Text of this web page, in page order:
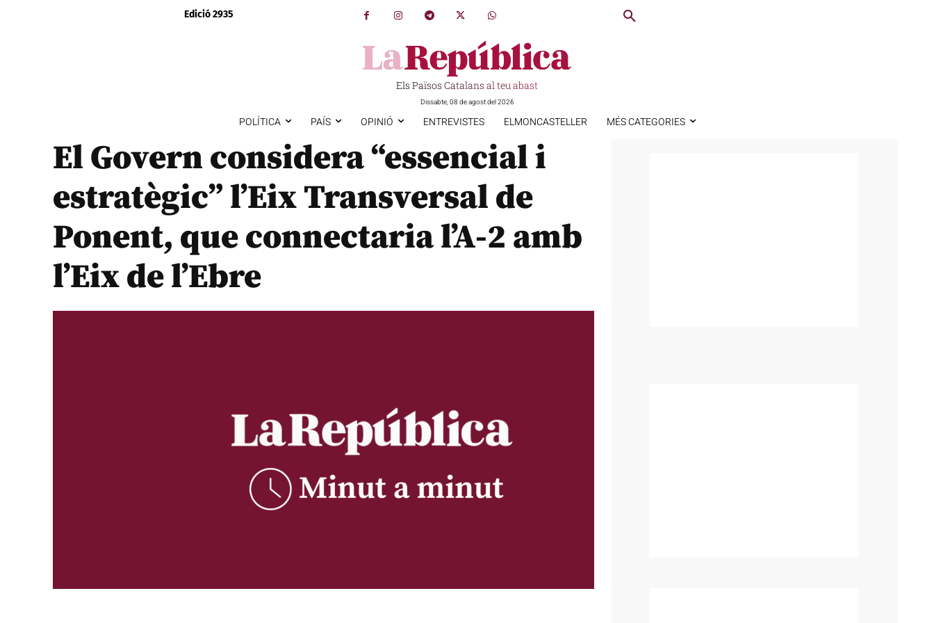
Edició 2935
Els Països Catalans al teu abast
Dissabte, 08 de agost del 2026
POLÍTICA PAÍS OPINIÓ ENTREVISTES ELMONCASTELLER MÉS CATEGORIES
El Govern considera “essencial i
estratègic” l’Eix Transversal de
Ponent, que connectaria l’A-2 amb
l’Eix de l’Ebre